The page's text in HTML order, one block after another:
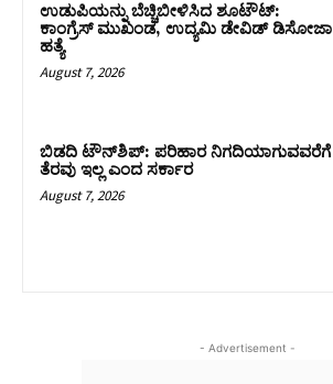
ಉಡುಪಿಯನ್ನು ಬೆಚ್ಚಿಬೀಳಿಸಿದ ಶೂಟೌಟ್‌:
ಕಾಂಗ್ರೆಸ್‌ ಮುಖಂಡ, ಉದ್ಯಮಿ ಡೇವಿಡ್ ಡಿಸೋಜಾ
ಹತ್ಯೆ
August 7, 2026
ಬಿಡದಿ ಟೌನ್‌ಶಿಪ್‌: ಪರಿಹಾರ ನಿಗದಿಯಾಗುವವರೆಗೆ
ತೆರವು ಇಲ್ಲ ಎಂದ ಸರ್ಕಾರ
August 7, 2026
- Advertisement -